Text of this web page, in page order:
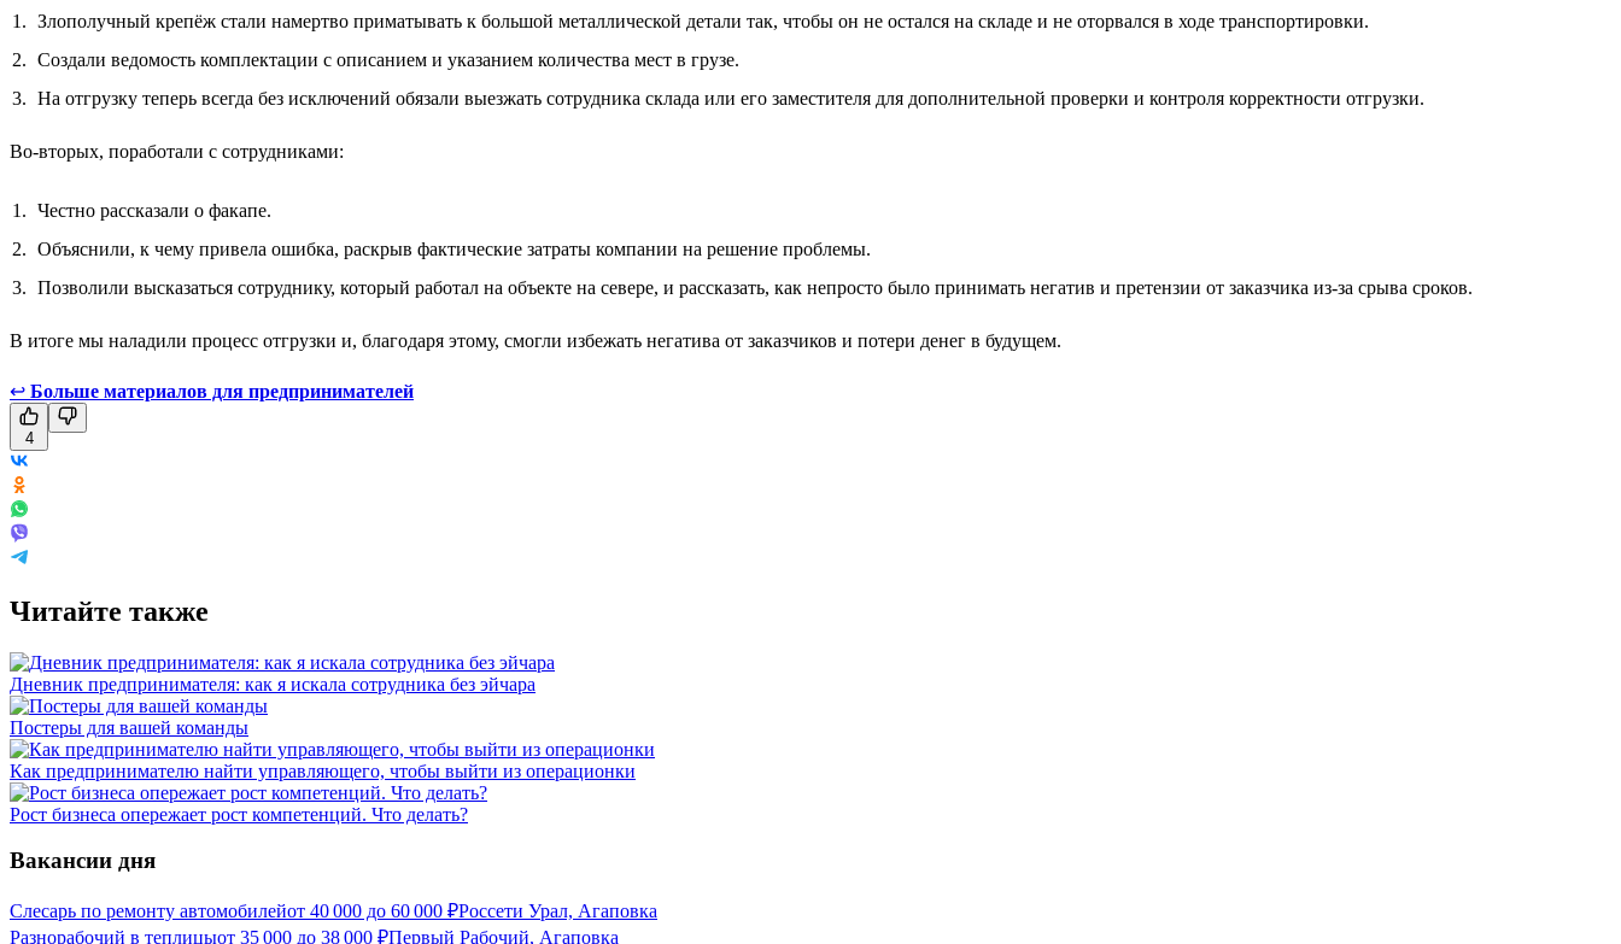
Злополучный крепёж стали намертво приматывать к большой металлической детали так, чтобы он не остался на складе и не оторвался в ходе транспортировки.
Создали ведомость комплектации с описанием и указанием количества мест в грузе.
На отгрузку теперь всегда без исключений обязали выезжать сотрудника склада или его заместителя для дополнительной проверки и контроля корректности отгрузки.
Во-вторых, поработали с сотрудниками:
Честно рассказали о факапе.
Объяснили, к чему привела ошибка, раскрыв фактические затраты компании на решение проблемы.
Позволили высказаться сотруднику, который работал на объекте на севере, и рассказать, как непросто было принимать негатив и претензии от заказчика из-за срыва сроков.
В итоге мы наладили процесс отгрузки и, благодаря этому, смогли избежать негатива от заказчиков и потери денег в будущем.
↩ Больше материалов для предпринимателей
4
Читайте также
Дневник предпринимателя: как я искала сотрудника без эйчара
Постеры для вашей команды
Как предпринимателю найти управляющего, чтобы выйти из операционки
Рост бизнеса опережает рост компетенций. Что делать?
Вакансии дня
Слесарь по ремонту автомобилейот 40 000 до 60 000 ₽Россети Урал, Агаповка
Разнорабочий в теплицыот 35 000 до 38 000 ₽Первый Рабочий, Агаповка